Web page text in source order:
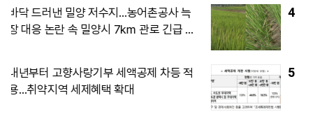
4
이란은 호르무즈 조건 높이고, 美는 전쟁
‘출구’ 찾고…마군 탄약 고갈이 확전 제동
5
정부, 주택 공급대책으로 서울 준공업지역
카드 검토…영등포·구로·금천 집중